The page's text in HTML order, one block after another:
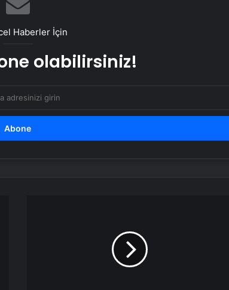
Zarafetin ve Kalitenin Yeni Adı Roxx
Haberler İçin
olabilirsiniz!